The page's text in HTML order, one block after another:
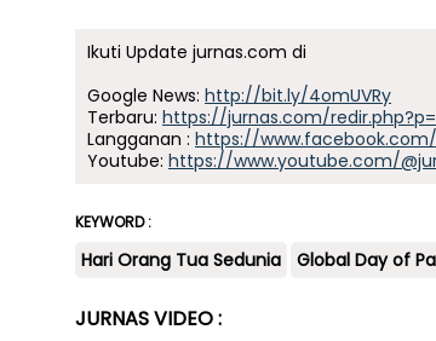
Ikuti Update jurnas.com di
Google News: http://bit.ly/4omUVRy
Terbaru: https://jurnas.com/
Langganan : https://
Youtube: https://www.youtube.com/
KEYWORD :
Hari Orang Tua Sedunia Global Day of
JURNAS VIDEO :